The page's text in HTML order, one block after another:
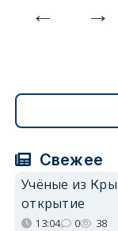
Свежее
Учёные из
открытие
13:04 0 38